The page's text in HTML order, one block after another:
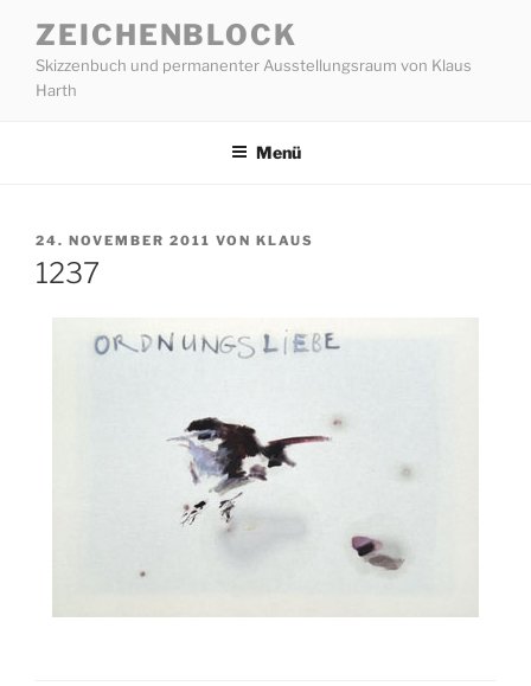
Inhalt
springen
ZEICHENBLOCK
Skizzenbuch und permanenter Ausstellungsraum von Klaus
Harth
Menü
VERÖFFENTLICHT
AM
24. NOVEMBER 2011 VON KLAUS
1237